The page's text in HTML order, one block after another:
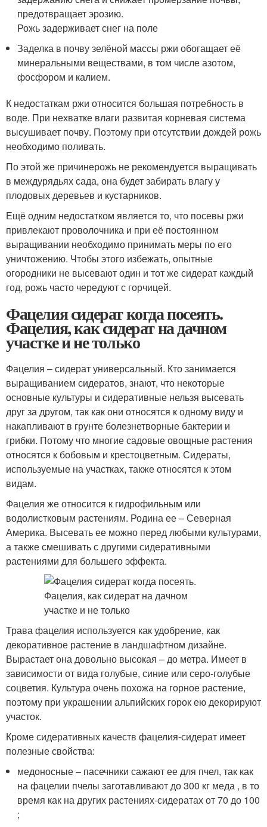
предотвращает эрозию.
Рожь задерживает снег на поле
Заделка в почву зелёной массы ржи обогащает её
минеральными веществами, в том числе азотом,
фосфором и калием.
К недостаткам ржи относится большая потребность в
воде. При нехватке влаги развитая корневая система
высушивает почву. Поэтому при отсутствии дождей рожь
необходимо поливать.
По этой же причинерожь не рекомендуется выращивать
в междурядьях сада, она будет забирать влагу у
плодовых деревьев и кустарников.
Ещё одним недостатком является то, что посевы ржи
привлекают проволочника и при её постоянном
выращивании необходимо принимать меры по его
уничтожению. Чтобы этого избежать, опытные
огородники не высевают один и тот же сидерат каждый
год, рожь часто чередуют с горчицей.
Фацелия сидерат когда посеять.
Фацелия, как сидерат на дачном
участке и не только
Фацелия – сидерат универсальный. Кто занимается
выращиванием сидератов, знают, что некоторые
основные культуры и сидеративные нельзя высевать
друг за другом, так как они относятся к одному виду и
накапливают в грунте болезнетворные бактерии и
грибки. Потому что многие садовые овощные растения
относятся к бобовым и крестоцветным. Сидераты,
используемые на участках, также относятся к этом
видам.
Фацелия же относится к гидрофильным или
водолистковым растениям. Родина ее – Северная
Америка. Высевать ее можно перед любыми культурами,
а также смешивать с другими сидеративными
растениями для большего эффекта.
Трава фацелия используется как удобрение, как
декоративное растение в ландшафтном дизайне.
Вырастает она довольно высокая – до метра. Имеет в
зависимости от вида голубые, синие или серо-голубые
соцветия. Культура очень похожа на горное растение,
поэтому при украшении альпийских горок ею декорируют
участок.
Кроме сидеративных качеств фацелия-сидерат имеет
полезные свойства:
медоносные – пасечники сажают ее для пчел, так как
на фацелии пчелы заготавливают до 300 кг меда , в то
время как на других растениях-сидератах от 70 до 100
;